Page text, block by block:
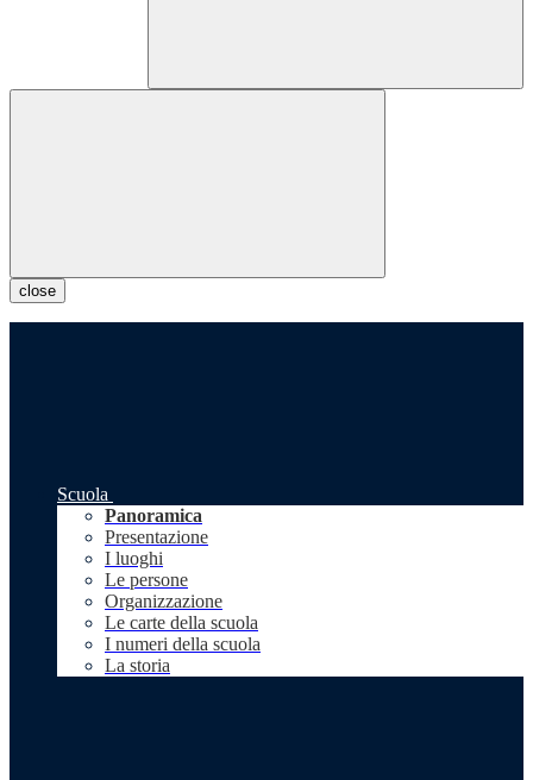
close
Scuola
Panoramica
Presentazione
I luoghi
Le persone
Organizzazione
Le carte della scuola
I numeri della scuola
La storia